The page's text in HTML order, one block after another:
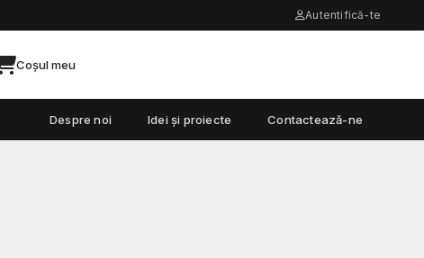
Autentifică-te
Coșul meu
Despre noi Idei și proiecte Contactează-ne